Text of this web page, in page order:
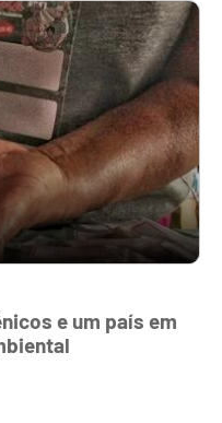
e um país em